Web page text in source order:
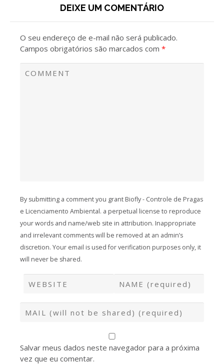
DEIXE UM COMENTÁRIO
O seu endereço de e-mail não será publicado.
Campos obrigatórios são marcados com *
By submitting a comment you grant Biofly - Controle de Pragas
e Licenciamento Ambiental. a perpetual license to reproduce
your words and name/web site in attribution. Inappropriate
and irrelevant comments will be removed at an admin’s
discretion. Your email is used for verification purposes only, it
will never be shared.
Salvar meus dados neste navegador para a próxima
vez que eu comentar.